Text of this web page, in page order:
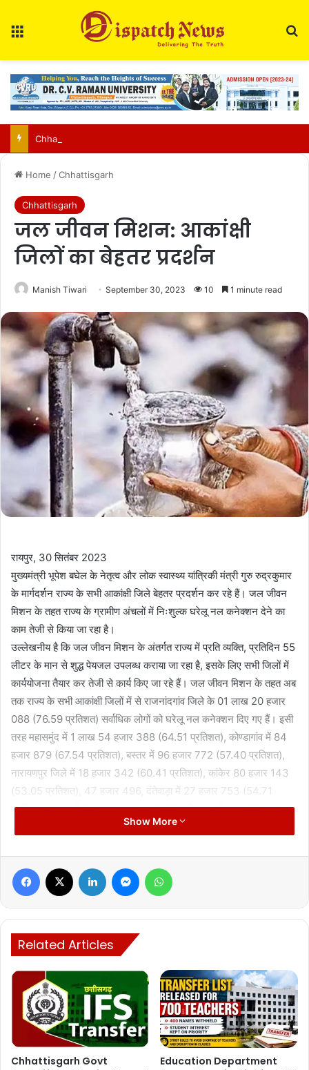
Home /Chhattisgarh
Chhattisgarh
जल जीवन मिशन: आकांक्षी
जिलों का बेहतर प्रदर्शन
Manish Tiwari September 30, 2023 10 1 minute read
रायपुर, 30 सितंबर 2023
मुख्यमंत्री भूपेश बघेल के नेतृत्व और लोक स्वास्थ्य यांत्रिकी मंत्री गुरु रुद्रकुमार
के मार्गदर्शन राज्य के सभी आकांक्षी जिले बेहतर प्रदर्शन कर रहे हैं। जल जीवन
मिशन के तहत राज्य के ग्रामीण अंचलों में निःशुल्क घरेलू नल कनेक्शन देने का
काम तेजी से किया जा रहा है।
उल्लेखनीय है कि जल जीवन मिशन के अंतर्गत राज्य में प्रति व्यक्ति, प्रतिदिन 55
लीटर के मान से शुद्ध पेयजल उपलब्ध कराया जा रहा है, इसके लिए सभी जिलों में
कार्ययोजना तैयार कर तेजी से कार्य किए जा रहे हैं। जल जीवन मिशन के तहत अब
तक राज्य के सभी आकांक्षी जिलों में से राजनांदगांव जिले के 01 लाख 20 हजार
088 (76.59 प्रतिशत) सर्वाधिक लोगों को घरेलू नल कनेक्शन दिए गए हैं। इसी
तरह महासमुंद में 1 लाख 54 हजार 388 (64.51 प्रतिशत), कोण्डागांव में 84
हजार 879 (67.54 प्रतिशत), बस्तर में 96 हजार 772 (57.40 प्रतिशत),
नारायणपुर जिले में 18 हजार 342 (60.41 प्रतिशत), कांकेर 80 हजार 143
(53.05 प्रतिशत), 47 हजार 496, दंतेवाड़ा में 27 हजार 753 (54.71
प्रतिशत), सुकमा में 32 हजार 448 (48.97 प्रतिशत), बीजापुर 27 हजार
268 (48.47 प्रतिशत) और कोरबा में 97 हजार 718 (47.22 प्रतिशत)
Manish Tiwari
Show More
Facebook LinkedIn Messenger
Related Articles
Chhattisgarh Govt
Education Department